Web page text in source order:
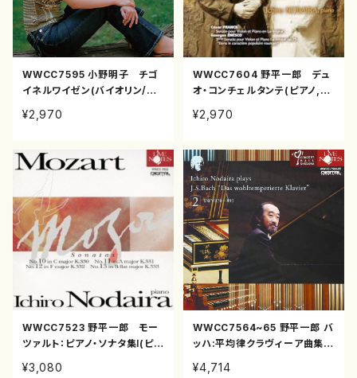
WWCC7595 小野明子 チゴ
イネルワイゼン(バイオリン/小
¥2,970
WWCC7604 野平一郎 デュ
オ・コンチェルタンテ(ピアノ,バ
D)
¥2,970
WWCC7523 野平一郎 モー
ツァルト：ピアノ・ソナタ集Ⅰ(ピア
¥3,080
WWCC7564~65 野平一郎 バ
ッハ:平均律クラヴィーア曲集第
¥4,714